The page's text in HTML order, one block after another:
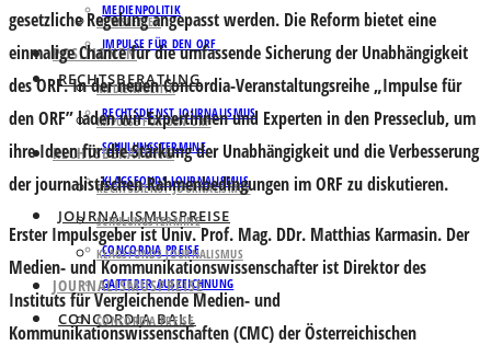
MEDIENPOLITIK
IMPULSE FÜR DEN ORF
RECHTSBERATUNG
RECHTSDIENST JOURNALISMUS
SCHULUNGSTERMINE
KLAGSFONDS JOURNALISMUS
JOURNALISMUSPREISE
CONCORDIA PREISE
GATTERER AUSZEICHNUNG
CONCORDIA BALL
NEWSLETTER
POSITIONEN
MEDIENPOLITIK
IMPULSE FÜR DEN ORF
RECHTSBERATUNG
RECHTSDIENST JOURNALISMUS
SCHULUNGSTERMINE
KLAGSFONDS JOURNALISMUS
JOURNALISMUSPREISE
CONCORDIA PREISE
gesetzliche Regelung angepasst werden. Die Reform bietet eine
einmalige Chance für die umfassende Sicherung der Unabhängigkeit
des ORF. In der neuen Concordia-Veranstaltungsreihe „Impulse für
den ORF” laden wir Expertinnen und Experten in den Presseclub, um
ihre Ideen für die Stärkung der Unabhängigkeit und die Verbesserung
der journalistischen Rahmenbedingungen im ORF zu diskutieren.
Erster Impulsgeber istUniv. Prof. Mag. DDr. Matthias Karmasin. Der
Medien- und Kommunikationswissenschafter ist Direktor des
Instituts für Vergleichende Medien- und
Kommunikationswissenschaften (CMC) der Österreichischen